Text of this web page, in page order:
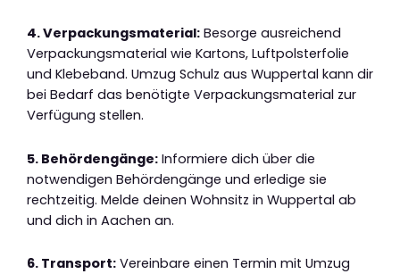
4. Verpackungsmaterial: Besorge ausreichend
Verpackungsmaterial wie Kartons, Luftpolsterfolie
und Klebeband. Umzug Schulz aus Wuppertal kann dir
bei Bedarf das benötigte Verpackungsmaterial zur
Verfügung stellen.
5. Behördengänge: Informiere dich über die
notwendigen Behördengänge und erledige sie
rechtzeitig. Melde deinen Wohnsitz in Wuppertal ab
und dich in Aachen an.
6. Transport: Vereinbare einen Termin mit Umzug